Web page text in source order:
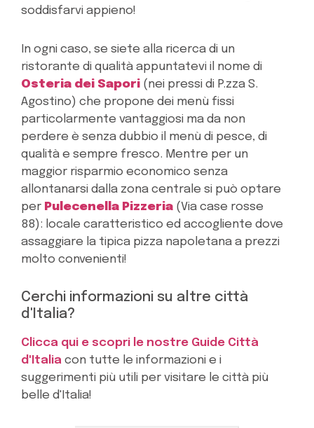
soddisfarvi appieno!
In ogni caso, se siete alla ricerca di un
ristorante di qualità appuntatevi il nome di
Osteria dei Sapori (nei pressi di P.zza S.
Agostino) che propone dei menù fissi
particolarmente vantaggiosi ma da non
perdere è senza dubbio il menù di pesce, di
qualità e sempre fresco. Mentre per un
maggior risparmio economico senza
allontanarsi dalla zona centrale si può optare
per Pulecenella Pizzeria (Via case rosse
88): locale caratteristico ed accogliente dove
assaggiare la tipica pizza napoletana a prezzi
molto convenienti!
Cerchi informazioni su altre città
d'Italia?
Clicca qui e scopri le nostre Guide Città
d'Italia con tutte le informazioni e i
suggerimenti più utili per visitare le città più
belle d'Italia!